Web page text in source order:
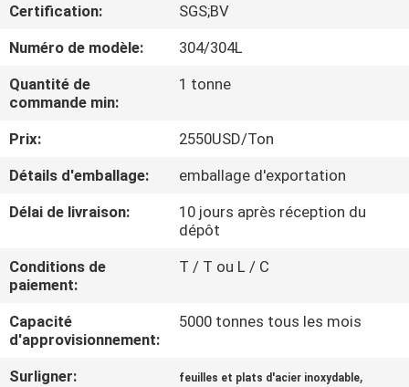
D'USINE
CONTRÔLE
DE
QUALITÉ
CONTACTEZ-
NOUVELLES
CAS
Certification:
SGS;BV
Numéro de modèle:
304/304L
Quantité de
commande min:
1 tonne
Prix:
2550USD/Ton
Détails d'emballage:
emballage d'exportation
Délai de livraison:
10 jours après réception du
dépôt
Conditions de
paiement:
T / T ou L / C
Capacité
d'approvisionnement:
5000 tonnes tous les mois
Surligner: feuilles et plats d'acier inoxydable,